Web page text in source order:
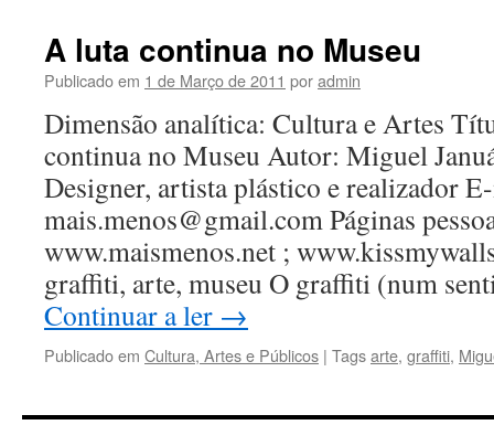
A luta continua no Museu
Publicado em 1 de Março de 2011 poradmin
Dimensão analítica: Cultura e Artes
continua no Museu Autor: Miguel
Designer, artista plástico e realizador
mais.menos@gmail.com Páginas
www.maismenos.net ;
graffiti, arte, museu O graffiti (num
Continuar a ler →
Publicado em Cultura, Artes e Públicos | Tagsarte, graffiti,